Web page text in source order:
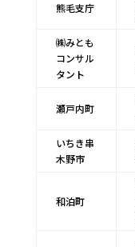
熊毛支庁
㈱みとも
コンサル
タント
瀬戸内町
いちき串
木野市
和泊町